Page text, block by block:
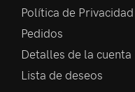
Política de Privacidad
Pedidos
Detalles de la cuenta
Lista de deseos